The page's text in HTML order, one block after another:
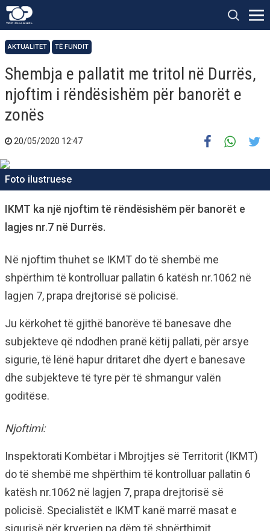
AKTUALITET TË FUNDIT
Shembja e pallatit me tritol në Durrës,
njoftim i rëndësishëm për banorët e
zonës
20/05/2020 12:47
Foto ilustruese
IKMT ka një njoftim të rëndësishëm për banorët e
lagjes nr.7 në Durrës.
Në njoftim thuhet se IKMT do të shembë me
shpërthim të kontrolluar pallatin 6 katësh nr.1062 në
lagjen 7, prapa drejtorisë së policisë.
Ju kërkohet të gjithë banorëve të banesave dhe
subjekteve që ndodhen pranë këtij pallati, për arsye
sigurie, të lënë hapur dritaret dhe dyert e banesave
dhe subjekteve të tyre për të shmangur valën
goditëse.
Njoftimi:
Inspektorati Kombëtar i Mbrojtjes së Territorit (IKMT)
do të shembë me shpërthim të kontrolluar pallatin 6
katësh nr.1062 në lagjen 7, prapa drejtorisë së
policisë. Specialistët e IKMT kanë marrë masat e
sigurisë për kryerjen pa dëm të shpërthimit,